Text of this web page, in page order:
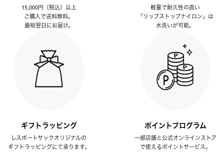
15,000円（税込）以上
ご購入で送料無料。
最短翌日にお届け。
軽量で耐久性の高い
「リップストップナイロン」は
水洗いが可能。
ギフトラッピング
レスポートサックオリジナルの
ギフトラッピングにて承ります。
ポイントプログラム
一部店舗と公式オンラインストア
で使えるポイントサービス。